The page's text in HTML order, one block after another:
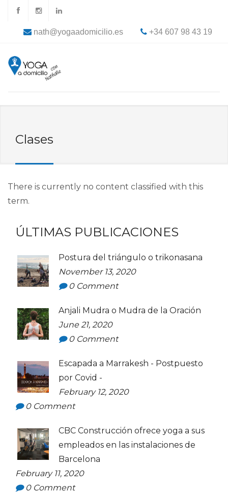
nath@yogaadomicilio.es +34 607 98 43 19
Clases
There is currently no content classified with this
term.
ÚLTIMAS PUBLICACIONES
Postura del triángulo o trikonasana
November 13, 2020
0Comment
Anjali Mudra o Mudra de la Oración
June 21, 2020
0Comment
Escapada a Marrakesh - Postpuesto
por Covid -
February 12, 2020
0Comment
CBC Construcción ofrece yoga a sus
empleados en las instalaciones de
Barcelona
February 11, 2020
0Comment